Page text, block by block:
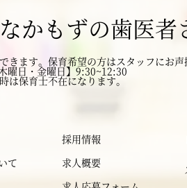
かもずの歯医者
きます。 保育希望の方はスタッフにお声
曜日・金曜日】9:30~12:30
は保育士不在になります。
て
採用情報
求人概要